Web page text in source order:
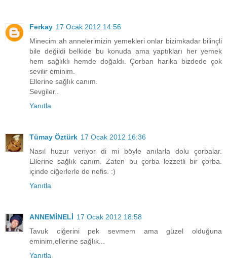
Ferkay 17 Ocak 2012 14:56
Minecim ah annelerimizin yemekleri onlar bizimkadar bilinçli
bile değildi belkide bu konuda ama yaptıkları her yemek
hem sağlıklı hemde doğaldı. Çorban harika bizdede çok
sevilir eminim.
Ellerine sağlık canım.
Sevgiler..
Yanıtla
Tümay Öztürk 17 Ocak 2012 16:36
Nasıl huzur veriyor di mi böyle anılarla dolu çorbalar.
Ellerine sağlık canım. Zaten bu çorba lezzetli bir çorba.
içinde ciğerlerle de nefis. :)
Yanıtla
ANNEMİNELİ 17 Ocak 2012 18:58
Tavuk ciğerini pek sevmem ama güzel olduğuna
eminim,ellerine sağlık...
Yanıtla